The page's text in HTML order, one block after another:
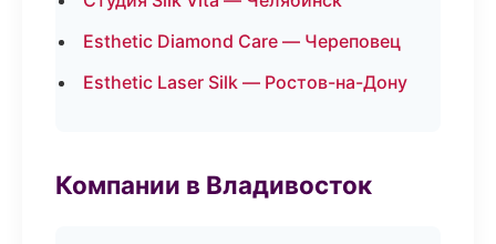
Esthetic Diamond Care — Череповец
Esthetic Laser Silk — Ростов-на-Дону
Компании в Владивосток